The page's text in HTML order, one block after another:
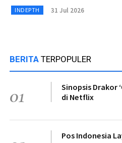
INDEPTH 31 Jul 2026
BERITA TERPOPULER
01
Sinopsis Drakor
di Netflix
Pos Indonesia